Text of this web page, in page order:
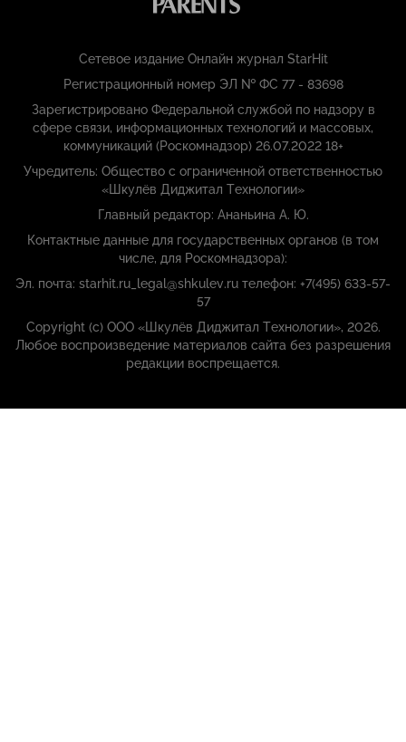
Сетевое издание Онлайн журнал StarHit
Регистрационный номер ЭЛ № ФС 77 - 83698
Зарегистрировано Федеральной службой по надзору в
сфере связи, информационных технологий и массовых,
коммуникаций (Роскомнадзор) 26.07.2022 18+
Учредитель: Общество с ограниченной ответственностью
«Шкулёв Диджитал Технологии»
Главный редактор: Ананьина А. Ю.
Контактные данные для государственных органов (в том
числе, для Роскомнадзора):
Эл. почта: starhit.ru_legal@shkulev.ru телефон: +7(495) 633-57-
57
Copyright (с) ООО «Шкулёв Диджитал Технологии», 2026.
Любое воспроизведение материалов сайта без разрешения
редакции воспрещается.